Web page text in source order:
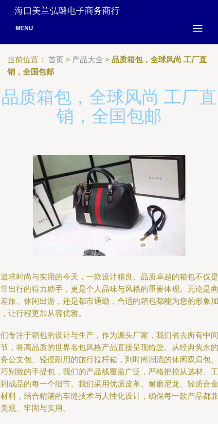
海口美兰弘璐电子商务商行
MENU
当前位置： 首页 > 产品大全 > 品质箱包，全球风尚 工厂直
销，全国包邮
品质箱包，全球风尚 工厂直
销，全国包邮
求时尚与实用的今天，一款设计精良、品质卓越的箱包不仅是
出行的得力助手，更是个人品味与风格的重要体现。无论是商
旅、休闲出游，还是都市通勤，合适的箱包都能为您的形象加
让行程更加从容优雅。
专注于箱包的设计与生产，作为源头厂家，我们省去所有中间
，将高品质的世界名包风格产品直接呈现给您。从经典隽永的
公文包、轻便耐用的旅行拉杆箱，到时尚潮流的休闲双肩包、
别致的手提包，我们的产品线覆盖广泛，严格把控从选材、工
成品的每一个细节。我们采用优质皮革、耐磨尼龙、轻质合金
料，结合精湛的车缝技术与人性化设计，确保每一款产品都兼
观、牢固与实用。